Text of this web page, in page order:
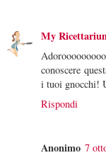
My
conoscere
i tuoi gnocchi!
Rispondi
Anonimo 7